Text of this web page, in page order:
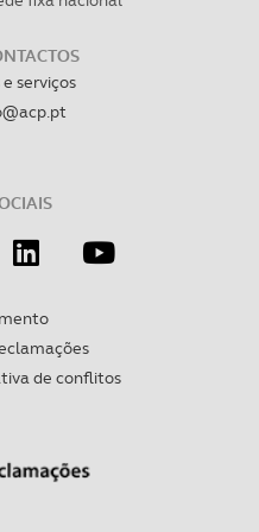
a prestar.
tipo de Cookies e
na sua
e nos serviços
site.
serviços
de conflitos